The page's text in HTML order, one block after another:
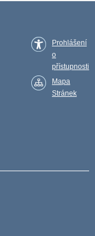
Prohlášení
o
přístupnosti
Mapa
Stránek